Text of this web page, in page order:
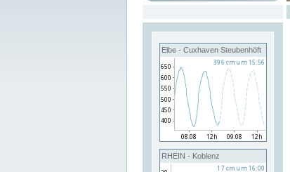
Elbe - Cuxhaven Steubenhöft
RHEIN - Koblenz